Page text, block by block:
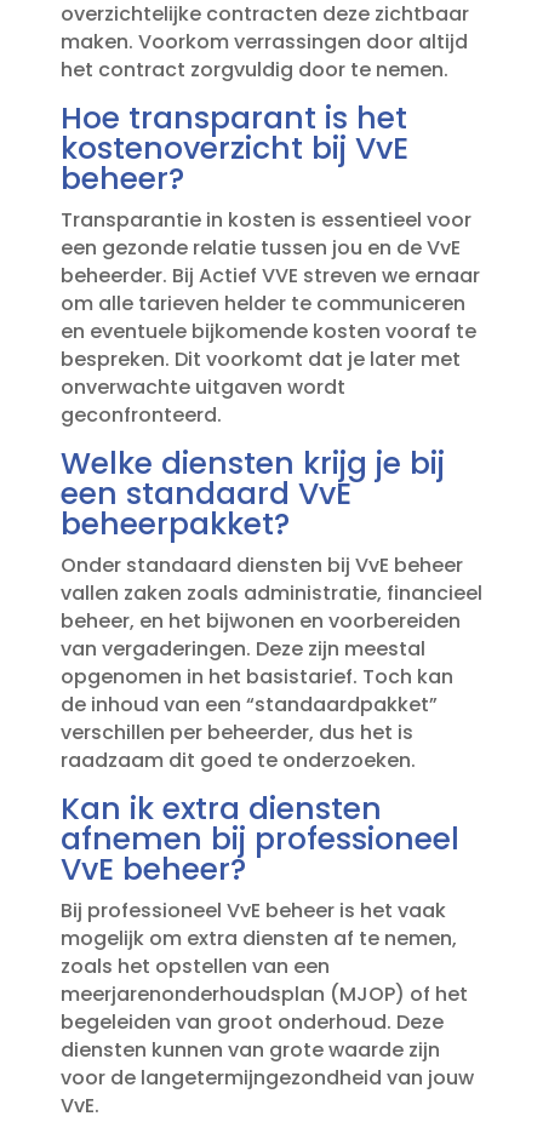
overzichtelijke contracten deze zichtbaar
maken.​ Voorkom verrassingen door altijd
het contract zorgvuldig door te nemen.​
Hoe transparant is het
kostenoverzicht bij VvE
beheer?
Transparantie in kosten is essentieel voor
een gezonde relatie tussen jou en de VvE
beheerder.​ Bij Actief VVE streven we ernaar
om alle tarieven helder te communiceren
en eventuele bijkomende kosten vooraf te
bespreken.​ Dit voorkomt dat je later met
onverwachte uitgaven wordt
geconfronteerd.​
Welke diensten krijg je bij
een standaard VvE
beheerpakket?
Onder standaard diensten bij VvE beheer
vallen zaken zoals administratie, financieel
beheer, en het bijwonen en voorbereiden
van vergaderingen.​ Deze zijn meestal
opgenomen in het basistarief.​ Toch kan
de inhoud van een “standaardpakket”
verschillen per beheerder, dus het is
raadzaam dit goed te onderzoeken.​
Kan ik extra diensten
afnemen bij professioneel
VvE beheer?
Bij professioneel VvE beheer is het vaak
mogelijk om extra diensten af te nemen,
zoals het opstellen van een
meerjarenonderhoudsplan (MJOP) of het
begeleiden van groot onderhoud.​ Deze
diensten kunnen van grote waarde zijn
voor de langetermijngezondheid van jouw
VvE.​